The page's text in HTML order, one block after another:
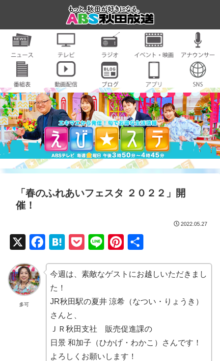
「春のふれあいフェスタ ２０２２」開
催！
2022.05.27
X
F
c
e
b
o
o
k
H
e
a
P
ck
Li
e
Pi
er
st
多可
今週は、素敵なゲストにお越しいただきまし
た！
JR秋田駅の夏井 涼希（なつい・りょうき）
さんと、
ＪＲ秋田支社 販売促進課の
日景 和加子（ひかげ・わかこ）さんです！
よろしくお願いします！